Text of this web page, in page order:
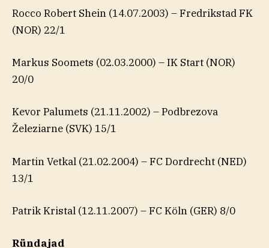
Rocco Robert Shein (14.07.2003) – Fredrikstad FK
(NOR) 22/1
Markus Soomets (02.03.2000) – IK Start (NOR)
20/0
Kevor Palumets (21.11.2002) – Podbrezova
Železiarne (SVK) 15/1
Martin Vetkal (21.02.2004) – FC Dordrecht (NED)
13/1
Patrik Kristal (12.11.2007) – FC Köln (GER) 8/0
Ründajad